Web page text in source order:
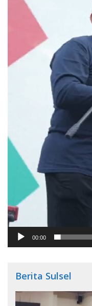
00:00
Berita Sulsel